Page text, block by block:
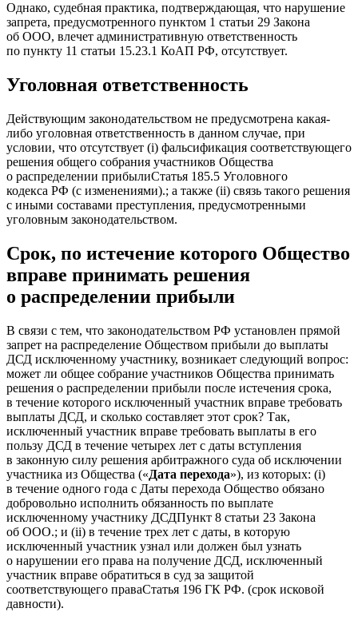
Однако, судебная практика, подтверждающая, что нарушение
запрета, предусмотренного пунктом 1 статьи 29 Закона
об ООО, влечет административную ответственность
по пункту 11 статьи 15.23.1 КоАП РФ, отсутствует.
Уголовная ответственность
Действующим законодательством не предусмотрена какая-
либо уголовная ответственность в данном случае, при
условии, что отсутствует (i) фальсификация соответствующего
решения общего собрания участников Общества
о распределении прибылиСтатья 185.5 Уголовного
кодекса РФ (с изменениями).; а также (ii) связь такого решения
с иными составами преступления, предусмотренными
уголовным законодательством.
Срок, по истечение которого Общество
вправе принимать решения
о распределении прибыли
В связи с тем, что законодательством РФ установлен прямой
запрет на распределение Обществом прибыли до выплаты
ДСД исключенному участнику, возникает следующий вопрос:
может ли общее собрание участников Общества принимать
решения о распределении прибыли после истечения срока,
в течение которого исключенный участник вправе требовать
выплаты ДСД, и сколько составляет этот срок? Так,
исключенный участник вправе требовать выплаты в его
пользу ДСД в течение четырех лет с даты вступления
в законную силу решения арбитражного суда об исключении
участника из Общества («Дата перехода»), из которых: (i)
в течение одного года с Даты перехода Общество обязано
добровольно исполнить обязанность по выплате
исключенному участнику ДСДПункт 8 статьи 23 Закона
об ООО.; и (ii) в течение трех лет с даты, в которую
исключенный участник узнал или должен был узнать
о нарушении его права на получение ДСД, исключенный
участник вправе обратиться в суд за защитой
соответствующего праваСтатья 196 ГК РФ. (срок исковой
давности).